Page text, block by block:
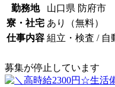
勤務地
山口県 防府市
寮・社宅 あり（無料）
仕事内容 組立・検査 / 自
募集が停止しています